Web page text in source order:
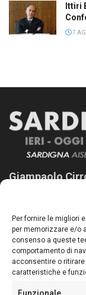
Per fornire le migliori
per memorizzare e/o
consenso a queste
comportamento di
acconsentire o
caratteristiche e
Ittiri
7
Giampaolo
Sardegna Ieri-
lettori su quanto
nostro passato e,
Follow Us